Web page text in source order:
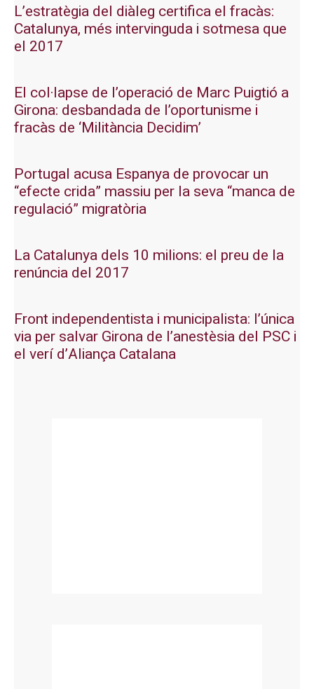
L’estratègia del diàleg certifica el fracàs:
Catalunya, més intervinguda i sotmesa que
el 2017
El col·lapse de l’operació de Marc Puigtió a
Girona: desbandada de l’oportunisme i
fracàs de ‘Militància Decidim’
Portugal acusa Espanya de provocar un
“efecte crida” massiu per la seva “manca de
regulació” migratòria
La Catalunya dels 10 milions: el preu de la
renúncia del 2017
Front independentista i municipalista: l’única
via per salvar Girona de l’anestèsia del PSC i
el verí d’Aliança Catalana